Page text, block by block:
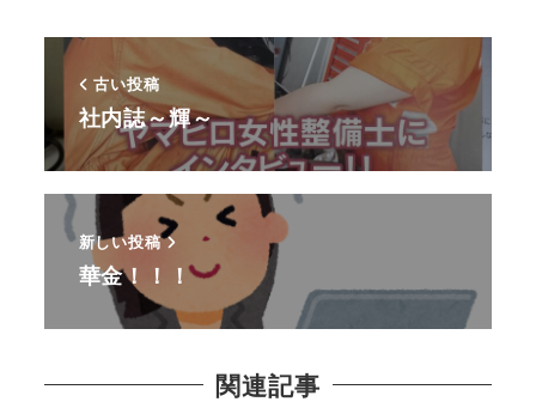
古い投稿
社内誌～輝～
新しい投稿
華金！！！
関連記事